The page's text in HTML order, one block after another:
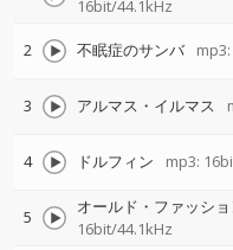
16bit/44.1kHz
2 不眠症のサンバ
3 アルマス・イルマス
4 ドルフィン mp3:
5 オールド・ファッシ
16bit/44.1kHz